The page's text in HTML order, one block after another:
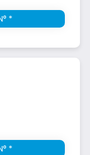
*
*